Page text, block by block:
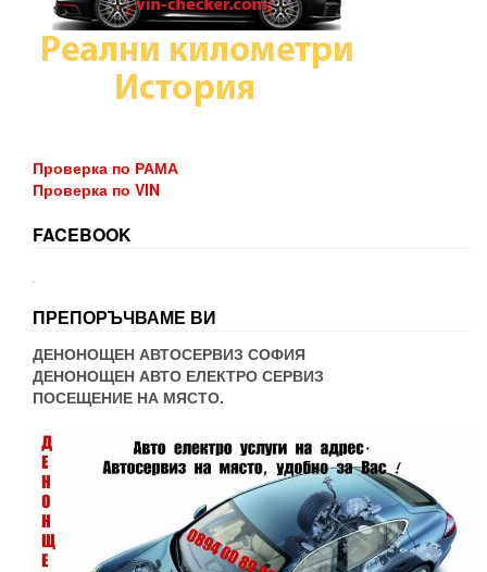
Проверка по РАМА
Проверка по VIN
FACEBOOK
ПРЕПОРЪЧВАМЕ ВИ
ДЕНОНОЩЕН АВТОСЕРВИЗ СОФИЯ
ДЕНОНОЩЕН АВТО ЕЛЕКТРО СЕРВИЗ
ПОСЕЩЕНИЕ НА МЯСТО.